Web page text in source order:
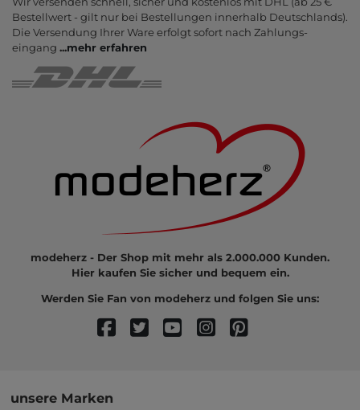
Bestell­wert - gilt nur bei Bestel­lungen inner­halb Deutsch­lands).
Die Ver­sendung Ihrer Ware er­folgt sofort nach Zahlungs­
eingang ...mehr erfahren
modeherz - Der Shop mit mehr als 2.000.000 Kunden.
Hier kaufen Sie sicher und bequem ein.
Werden Sie Fan von modeherz und folgen Sie uns:
unsere Marken